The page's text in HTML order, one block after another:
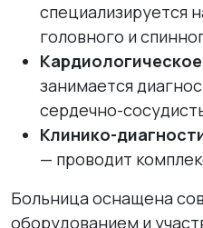
специализируется
головного и
занимается
сердечно-
Клинико-
— проводит
Больница оснащена
оборудованием и